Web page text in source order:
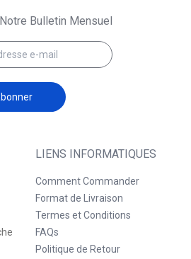
LIENS INFORMATIQUES
Comment Commander
Format de Livraison
Termes et Conditions
FAQs
Politique de Retour
Bulletin Mensuel